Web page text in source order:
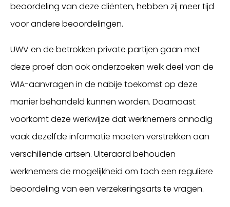
beoordeling van deze cliënten, hebben zij meer tijd
voor andere beoordelingen.
UWV en de betrokken private partijen gaan met
deze proef dan ook onderzoeken welk deel van de
WIA-aanvragen in de nabije toekomst op deze
manier behandeld kunnen worden. Daarnaast
voorkomt deze werkwijze dat werknemers onnodig
vaak dezelfde informatie moeten verstrekken aan
verschillende artsen. Uiteraard behouden
werknemers de mogelijkheid om toch een reguliere
beoordeling van een verzekeringsarts te vragen.